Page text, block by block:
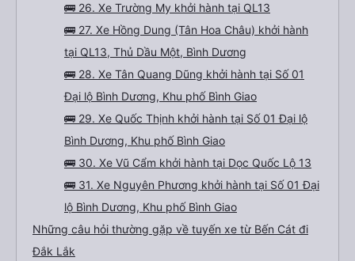
🚌 26. Xe Trường My khởi hành tại QL13
🚌 27. Xe Hồng Dung (Tân Hoa Châu) khởi hành
tại QL13, Thủ Dầu Một, Bình Dương
🚌 28. Xe Tân Quang Dũng khởi hành tại Số 01
Đại lộ Bình Dương, Khu phố Bình Giao
🚌 29. Xe Quốc Thịnh khởi hành tại Số 01 Đại lộ
Bình Dương, Khu phố Bình Giao
🚌 30. Xe Vũ Cẩm khởi hành tại Dọc Quốc Lộ 13
🚌 31. Xe Nguyên Phương khởi hành tại Số 01 Đại
lộ Bình Dương, Khu phố Bình Giao
Những câu hỏi thường gặp về tuyến xe từ Bến Cát đi
Đắk Lắk